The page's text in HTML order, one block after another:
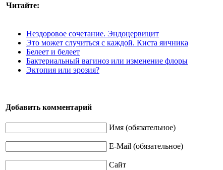
Читайте:
Нездоровое сочетание. Эндоцервицит
Это может случиться с каждой. Киста яичника
Белеет и белеет
Бактериальный вагиноз или изменение флоры
Эктопия или эрозия?
Добавить комментарий
Имя (обязательное)
E-Mail (обязательное)
Сайт